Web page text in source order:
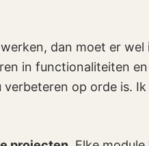
dan moet er wel
in functionaliteiten
op orde is.